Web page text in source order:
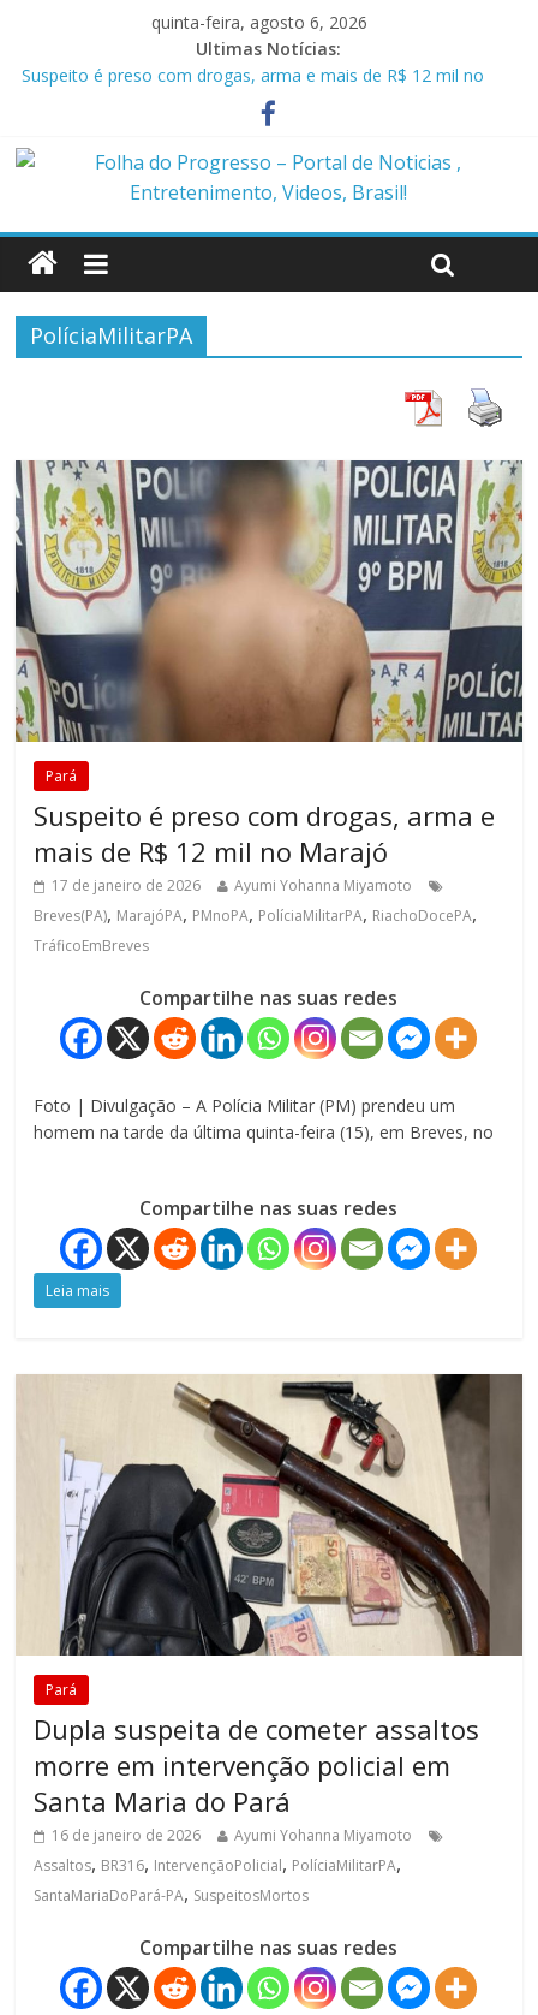
quinta-feira, agosto 6, 2026
Ultimas Notícias:
Suspeito é preso com drogas, arma e mais de R$ 12 mil no
Homem é preso em flagrante por ameaça e descumprimento
de medida protetiva em Benevides PA
Policiais militares são presos suspeitos de envolvimento em
assassinato de casal em Anapu
Polícia Civil prende condenado por estupro de vulnerável em
Marituba
Caçamba cai em rio após ponte ceder em Itaituba
PolíciaMilitarPA
Pará
Suspeito é preso com drogas, arma e
mais de R$ 12 mil no Marajó
17 de janeiro de 2026
Ayumi Yohanna Miyamoto
Breves(PA), MarajóPA, PMnoPA, PolíciaMilitarPA, RiachoDocePA,
TráficoEmBreves
Compartilhe nas suas redes
Foto | Divulgação – A Polícia Militar (PM) prendeu um
homem na tarde da última quinta-feira (15), em Breves, no
Compartilhe nas suas redes
Leia mais
Pará
Dupla suspeita de cometer assaltos
morre em intervenção policial em
Santa Maria do Pará
16 de janeiro de 2026
Ayumi Yohanna Miyamoto
Assaltos, BR316, IntervençãoPolicial, PolíciaMilitarPA,
SantaMariaDoPará-PA, SuspeitosMortos
Compartilhe nas suas redes